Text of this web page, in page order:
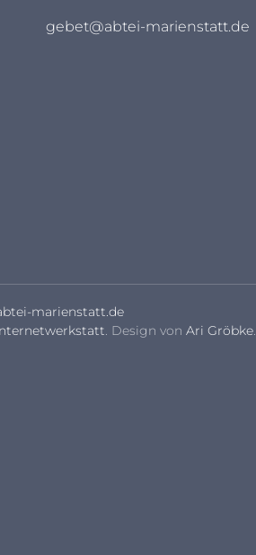
gebet@abtei-marienstatt.de
marienstatt.de
. Design von Ari Gröbke.